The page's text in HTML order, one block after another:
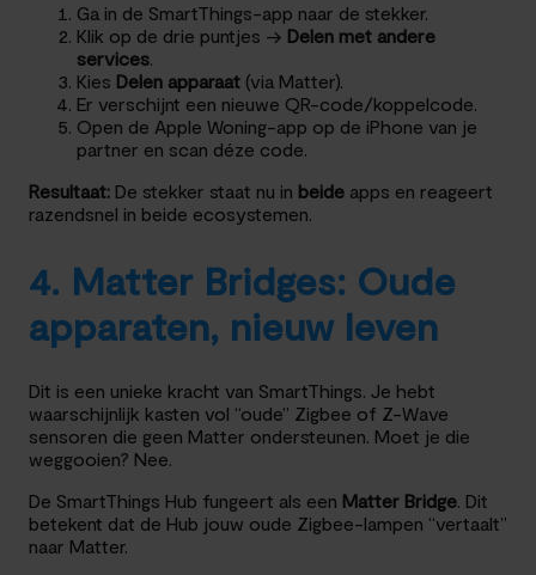
Ga in de SmartThings-app naar de stekker.
Klik op de drie puntjes -> Delen met andere
services.
Kies Delen apparaat (via Matter).
Er verschijnt een nieuwe QR-code/koppelcode.
Open de Apple Woning-app op de iPhone van je
partner en scan déze code.
Resultaat: De stekker staat nu in beide apps en reageert
razendsnel in beide ecosystemen.
4. Matter Bridges: Oude
apparaten, nieuw leven
Dit is een unieke kracht van SmartThings. Je hebt
waarschijnlijk kasten vol “oude” Zigbee of Z-Wave
sensoren die geen Matter ondersteunen. Moet je die
weggooien? Nee.
De SmartThings Hub fungeert als een Matter Bridge. Dit
betekent dat de Hub jouw oude Zigbee-lampen “vertaalt”
naar Matter.